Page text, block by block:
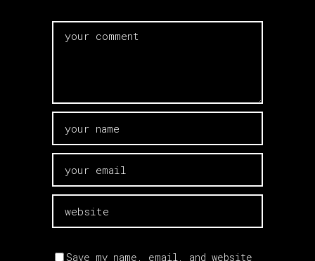
Save my name, email, and website